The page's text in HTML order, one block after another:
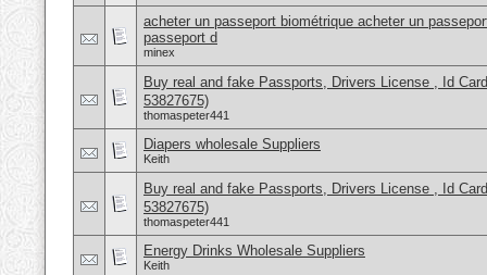
acheter un passeport biométrique acheter un
passeport d
minex
Buy real and fake Passports, Drivers License , Id
53827675)
thomaspeter441
Diapers wholesale Suppliers
Keith
Buy real and fake Passports, Drivers License , Id
53827675)
thomaspeter441
Energy Drinks Wholesale Suppliers
Keith